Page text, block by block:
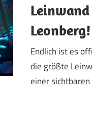
Leonberg!
Endlich ist es
die größte
einer sichtbaren